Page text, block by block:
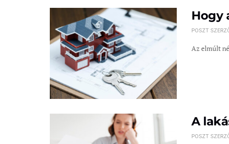
Hogy
POSZT
Az elmúlt
A
POSZT